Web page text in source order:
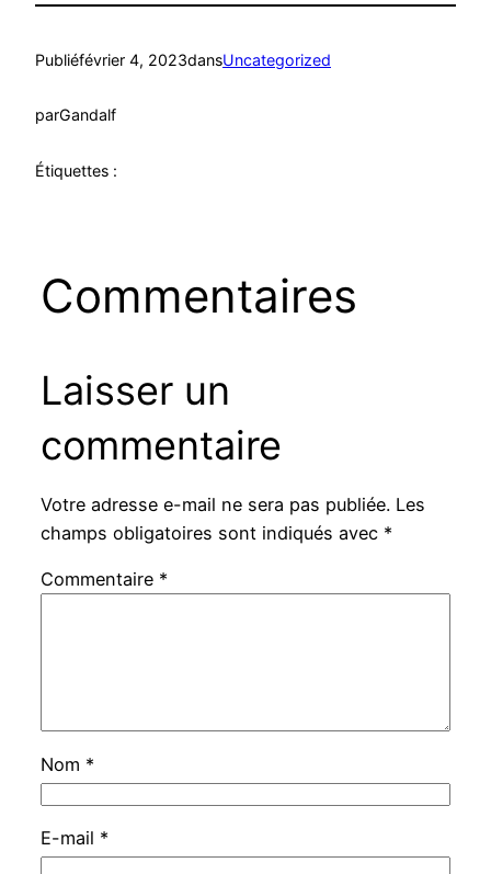
Publiéfévrier 4, 2023dansUncategorized
parGandalf
Étiquettes :
Commentaires
Laisser un
commentaire
Votre adresse e-mail ne sera pas publiée. Les
champs obligatoires sont indiqués avec *
Commentaire *
Nom *
E-mail *